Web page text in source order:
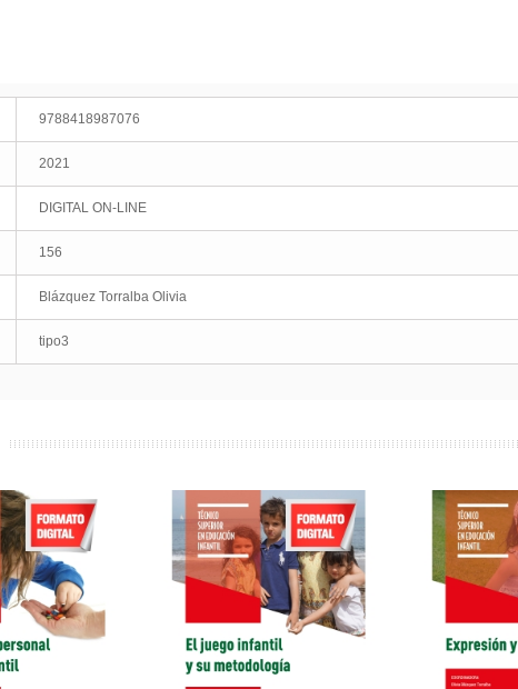
9788418987076
2021
DIGITAL ON-LINE
156
Blázquez Torralba Olivia
tipo3